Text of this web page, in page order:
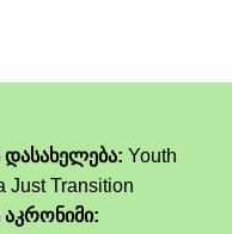
Youth
Just Transition